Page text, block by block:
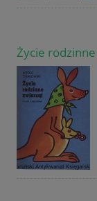
Życie